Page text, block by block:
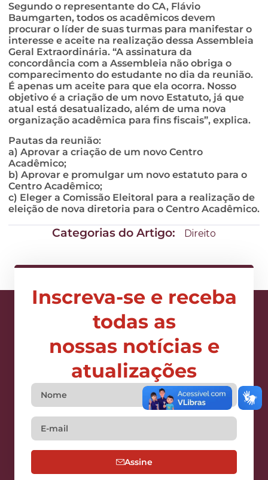
Segundo o representante do CA, Flávio
Baumgarten, todos os acadêmicos devem
procurar o líder de suas turmas para manifestar o
interesse e aceite na realização dessa Assembleia
Geral Extraordinária. “A assinatura da
concordância com a Assembleia não obriga o
comparecimento do estudante no dia da reunião.
É apenas um aceite para que ela ocorra. Nosso
objetivo é a criação de um novo Estatuto, já que
atual está desatualizado, além de uma nova
organização acadêmica para fins fiscais”, explica.
Pautas da reunião:
a) Aprovar a criação de um novo Centro
Acadêmico;
b) Aprovar e promulgar um novo estatuto para o
Centro Acadêmico;
c) Eleger a Comissão Eleitoral para a realização de
eleição de nova diretoria para o Centro Acadêmico.
Categorias do Artigo: Direito
Inscreva-se e receba
todas as
nossas notícias e
atualizações
Assine